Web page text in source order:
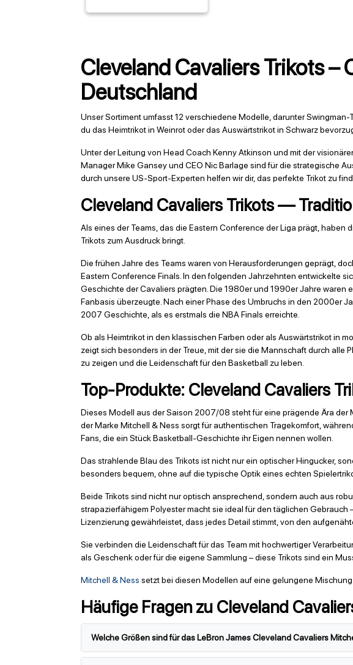
Cleveland Cavaliers Trikots
Deutschland
Unser Sortiment umfasst 12 verschiedene Modelle, darunter
du das Heimtrikot in Weinrot oder das Auswärtstrikot in Schwarz
Unter der Leitung von Head Coach Kenny Atkinson und mit der
Manager Mike Gansey und CEO Nic Barlage sind für die strategische
durch unsere US-Sport-Experten helfen wir dir, das perfekte Trikot zu
Cleveland Cavaliers Trikots —
Als eines der Teams, das die Eastern Conference der Liga prägt,
Trikots zum Ausdruck bringt.
Die frühen Jahre des Teams waren von Herausforderungen geprägt,
Eastern Conference Finals. In den folgenden Jahrzehnten entwickelte
Geschichte der Cavaliers prägten. Die 1980er und 1990er Jahre
Fanbasis überzeugte. Nach einer Phase des Umbruchs in den 2000er
2007 Geschichte, als es erstmals die NBA Finals erreichte.
Ob als Heimtrikot in den klassischen Farben oder als Auswärtstrikot in
zeigt sich besonders in der Treue, mit der sie die Mannschaft durch
zu zeigen und die Leidenschaft für den Basketball zu leben.
Top-Produkte: Cleveland Cavaliers
Dieses Modell aus der Saison 2007/08 steht für eine prägende Ära
der Marke Mitchell & Ness sorgt für authentischen Tragekomfort,
Fans, die ein Stück Basketball-Geschichte ihr Eigen nennen wollen.
Das strahlende Blau des Trikots ist nicht nur ein optischer Hingucker,
besonders bequem, ohne auf die typische Optik eines echten
Beide Trikots sind nicht nur optisch ansprechend, sondern auch aus
strapazierfähigem Polyester macht sie ideal für den täglichen
Lizenzierung gewährleistet, dass jedes Detail stimmt, von den
Sie verbinden die Leidenschaft für das Team mit hochwertiger
als Geschenk oder für die eigene Sammlung – diese Trikots sind ein
Mitchell & Ness setzt bei diesen Modellen auf eine gelungene
Häufige Fragen zu Cleveland
Welche Größen sind für das LeBron James Cleveland Cavaliers